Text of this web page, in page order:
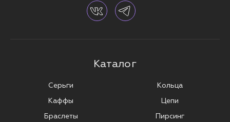
Каталог
Серьги
Каффы
Браслеты
Кольца
Цепи
Пирсинг